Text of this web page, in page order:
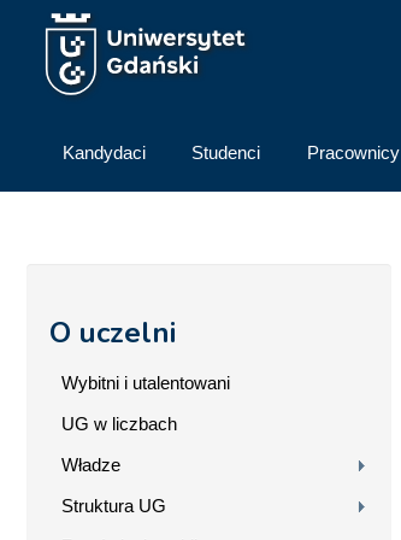
Przejdź do treści
Kandydaci Studenci Pracownicy
O uczelni
Wybitni i utalentowani
UG w liczbach
Władze
Struktura UG